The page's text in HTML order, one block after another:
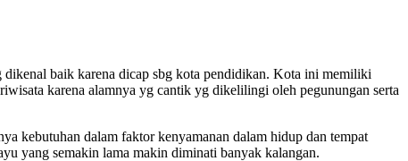
dikenal baik karena dicap sbg kota pendidikan. Kota ini memiliki
karena alamnya yg cantik yg dikelilingi oleh pegunungan serta
kebutuhan dalam faktor kenyamanan dalam hidup dan tempat
yang semakin lama makin diminati banyak kalangan.